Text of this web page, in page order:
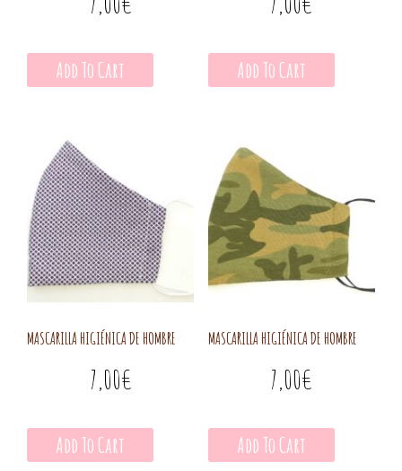
Add To Cart Add To Cart
MASCARILLA HIGIÉNICA DE HOMBRE
7,00€
Add To Cart
MASCARILLA HIGIÉNICA DE HOMBRE
7,00€
Add To Cart